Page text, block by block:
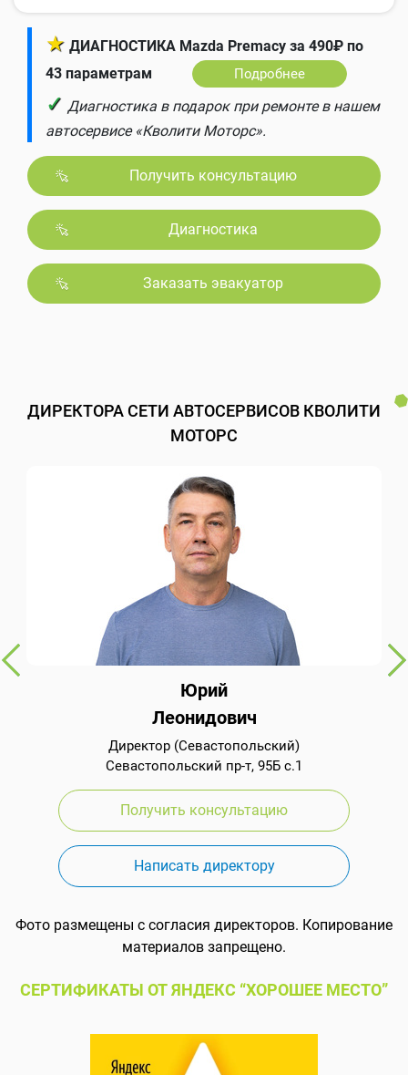
★ ДИАГНОСТИКА Mazda Premacy за 490₽ по
43 параметрам
Подробнее
✓ Диагностика в подарок при ремонте в нашем
автосервисе «Кволити Моторс».
Получить консультацию
Диагностика
Заказать эвакуатор
ДИРЕКТОРА СЕТИ АВТОСЕРВИСОВ КВОЛИТИ
МОТОРС
Юрий
Леонидович
Директор (Севастопольский)
Севастопольский пр-т, 95Б с.1
Получить консультацию
Написать директору
Фото размещены с согласия директоров. Копирование
материалов запрещено.
СЕРТИФИКАТЫ ОТ ЯНДЕКС “ХОРОШЕЕ МЕСТО”